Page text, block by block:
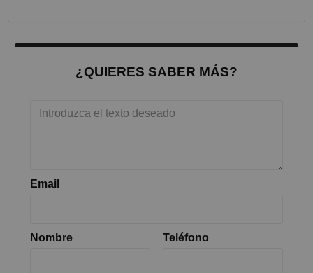
¿QUIERES SABER MÁS?
Email
Nombre Teléfono